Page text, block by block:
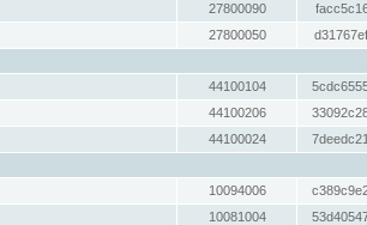
27800090
27800050
44100104
44100206
44100024
10094006
10081004